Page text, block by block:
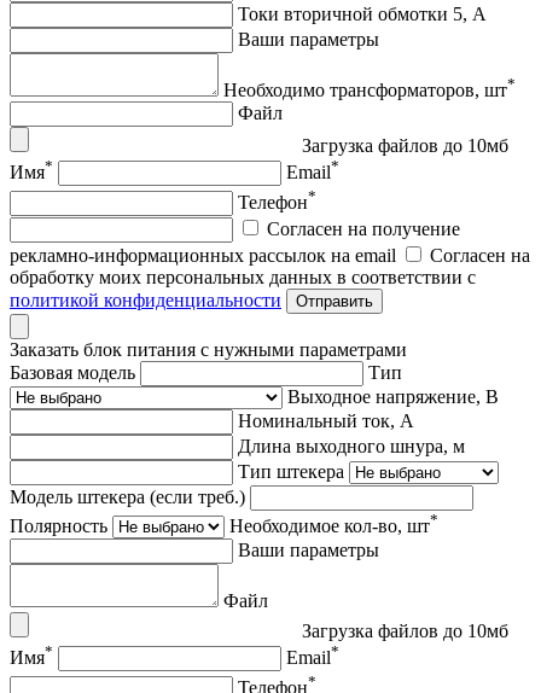
Токи вторичной обмотки 5, А
Ваши параметры
Необходимо трансформаторов, шт*
Файл
Загрузка файлов до 10мб
Имя* Email*
Телефон*
Согласен на получение
рекламно-информационных рассылок на email
Согласен на
обработку моих персональных данных в соответствии с
политикой конфиденциальности
Отправить
Заказать блок питания с нужными параметрами
Базовая модель
Тип
Выходное напряжение, В
Номинальный ток, А
Длина выходного шнура, м
Тип штекера
Модель штекера (если треб.)
Полярность
Необходимое кол-во, шт*
Ваши параметры
Файл
Загрузка файлов до 10мб
Имя* Email*
Телефон*